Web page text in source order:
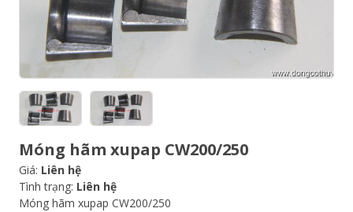
Móng hãm xupap CW200/250
Giá: Liên hệ
Tình trạng: Liên hệ
Móng hãm xupap CW200/250